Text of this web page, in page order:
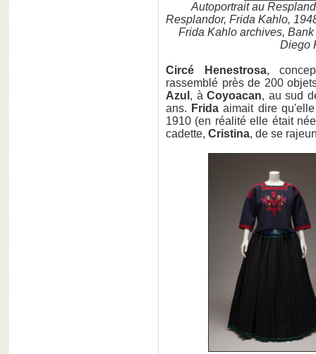
Autoportrait au
Resplandor, Frida Kahlo,
Frida Kahlo archives,
Diego
Circé Henestrosa,
rassemblé près de 200
Azul , àCoyoacan, au sud
ans. Frida aimait dire
1910 (en réalité elle était
cadette, Cristina, de se